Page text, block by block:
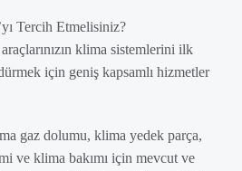
Tercih Etmelisiniz?
klima sistemlerini ilk
için geniş kapsamlı hizmetler
gaz dolumu, klima yedek parça,
ve klima bakımı için mevcut ve